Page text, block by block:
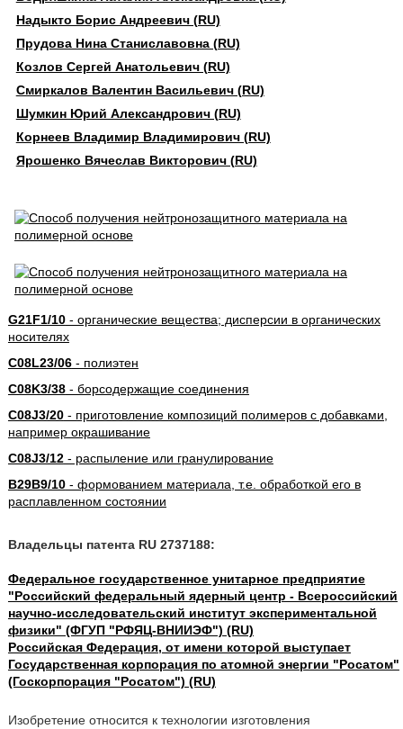
Надыкто Борис Андреевич (RU)
Прудова Нина Станиславовна (RU)
Козлов Сергей Анатольевич (RU)
Смиркалов Валентин Васильевич (RU)
Шумкин Юрий Александрович (RU)
Корнеев Владимир Владимирович (RU)
Ярошенко Вячеслав Викторович (RU)
G21F1/10- органические вещества; дисперсии в органических
носителях
C08L23/06- полиэтен
C08K3/38- борсодержащие соединения
C08J3/20- приготовление композиций полимеров с добавками,
например окрашивание
C08J3/12- распыление или гранулирование
B29B9/10- формованием материала, т.е. обработкой его в
расплавленном состоянии
Владельцы патента RU 2737188:
Федеральное государственное унитарное предприятие
"Российский федеральный ядерный центр - Всероссийский
научно-исследовательский институт экспериментальной
физики" (ФГУП "РФЯЦ-ВНИИЭФ") (RU)
Российская Федерация, от имени которой выступает
Государственная корпорация по атомной энергии "Росатом"
(Госкорпорация "Росатом") (RU)
Изобретение относится к технологии изготовления